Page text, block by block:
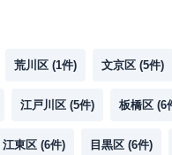
荒川区 (1件) 文京区 (5件)
江戸川区 (5件) 板橋区 (6
江東区 (6件) 目黒区 (6件)